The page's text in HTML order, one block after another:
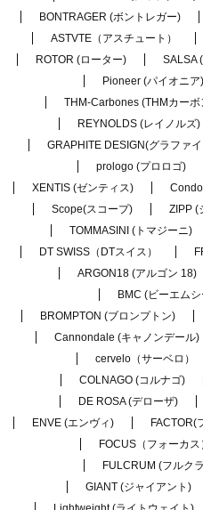
BONTRAGER (ボントレガー)
ASTVTE（アスチュート）
ROTOR (ローター)
SALSA
Pioneer (パイオニア)
THM-Carbones (THMカーボ
REYNOLDS (レイノルズ)
GRAPHITE DESIGN(グラファ
prologo (プロロゴ)
XENTIS (ゼンティス)
Scope(スコープ)
ZIPP (
TOMMASINI (トマジーニ)
DT SWISS（DTスイス）
ARGON18 (アルゴン 18)
BMC (ビーエム
BROMPTON (ブロンプトン)
Cannondale (キャノンデール)
cervelo（サーベロ）
COLNAGO (コルナゴ)
DE ROSA (デローザ)
ENVE (エンヴィ)
FACTOR(
FOCUS（フォーカス
FULCRUM (フルク
GIANT (ジャイアント)